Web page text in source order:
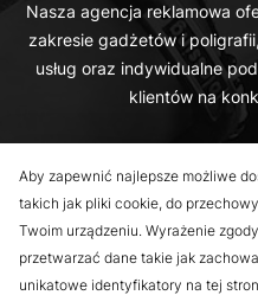
Aby zapewnić najlepsze możliwe
takich jak pliki cookie, do
Twoim urządzeniu. Wyrażenie
przetwarzać dane takie jak
unikatowe identyfikatory na tej
Nasza agencja reklamowa
zakresie gadżetów i
usług oraz indywidualne
klientów na
© _now
Wszelkie